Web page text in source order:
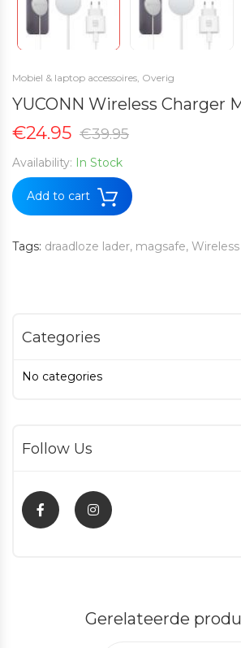
Mobiel & laptop accessoires, Overig
YUCONN Wireless Charger
€39.95Original
€39.95.
€24.95
Current
€24.95.
Availability: In Stock
Add to cart
Tags: draadloze lader magsafe
Categories
No categories
Follow Us
Gerelateerde